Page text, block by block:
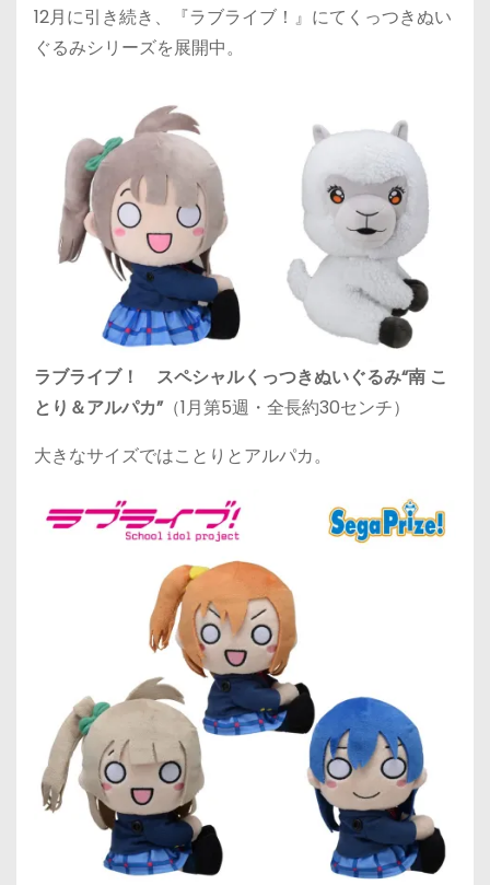
12月に引き続き、『ラブライブ！』にてくっつきぬい
ぐるみシリーズを展開中。
ラブライブ！ スペシャルくっつきぬいぐるみ“南 こ
とり＆アルパカ”（1月第5週・全長約30センチ）
大きなサイズではことりとアルパカ。